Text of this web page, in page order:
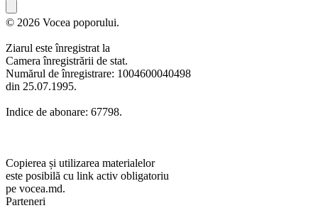
© 2026 Vocea poporului.
Ziarul este înregistrat la
Camera înregistrării de stat.
Numărul de înregistrare: 1004600040498
din 25.07.1995.
Indice de abonare: 67798.
Copierea și utilizarea materialelor
este posibilă cu link activ obligatoriu
pe vocea.md.
Parteneri